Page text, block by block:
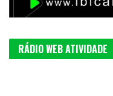
RÁDIO WEB ATIVIDADE